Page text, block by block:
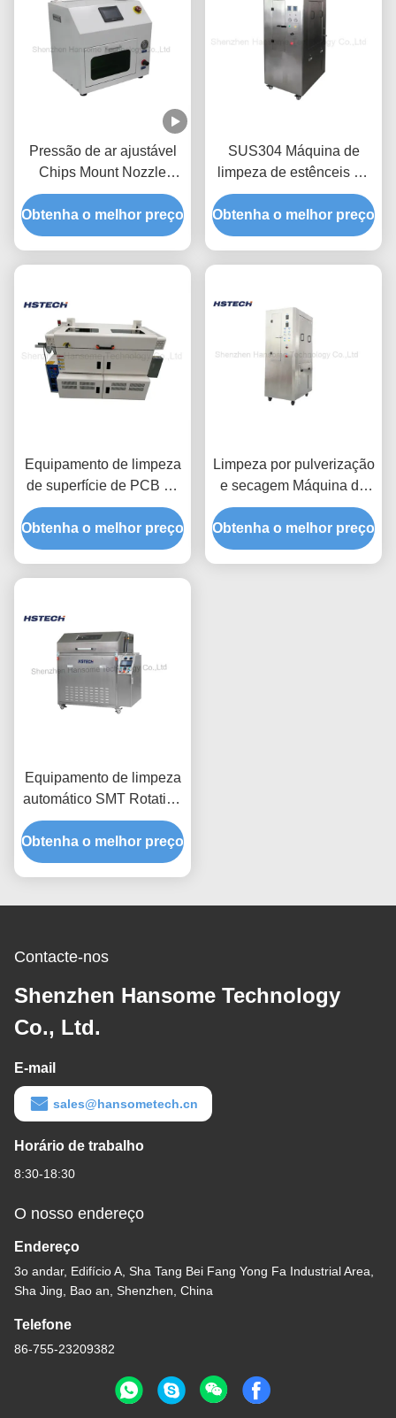
Pressão de ar ajustável
Chips Mount Nozzle
Cleaner Light Display
com bandeja
Obtenha o melhor preço
SUS304 Máquina de
limpeza de estênceis de
aço inoxidável SMT
Obtenha o melhor preço
Equipamento de limpeza
de superfície de PCB de
lado único Escova de
disco de rolos adesivo
ESD 50/60Hz
Obtenha o melhor preço
Limpeza por pulverização
e secagem Máquina de
limpeza de estêncil SMT
no sistema de reciclagem
de solventes
Obtenha o melhor preço
Equipamento de limpeza
automático SMT Rotation
Condenser Cleaning For
Solder Pallet
Obtenha o melhor preço
Contacte-nos
Shenzhen Hansome Technology
Co., Ltd.
E-mail
sales@hansometech.cn
Horário de trabalho
8:30-18:30
O nosso endereço
Endereço
3o andar, Edifício A, Sha Tang Bei Fang Yong Fa Industrial Area,
Sha Jing, Bao an, Shenzhen, China
Telefone
86-755-23209382